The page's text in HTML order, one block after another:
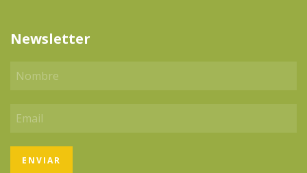
Newsletter